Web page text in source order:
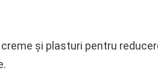
și plasturi pentru